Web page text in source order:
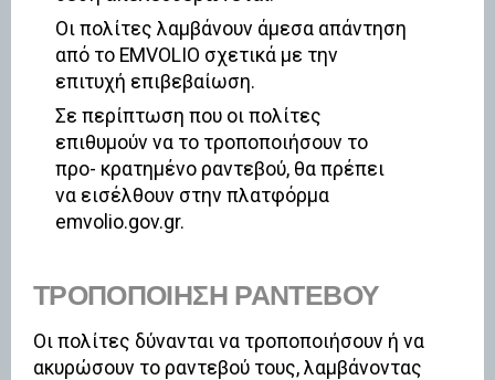
Οι πολίτες λαμβάνουν άμεσα απάντηση
από το EMVOLIO σχετικά με την
επιτυχή επιβεβαίωση.
Σε περίπτωση που οι πολίτες
επιθυμούν να το τροποποιήσουν το
προ- κρατημένο ραντεβού, θα πρέπει
να εισέλθουν στην πλατφόρμα
emvolio.gov.gr.
ΤΡΟΠΟΠΟΊΗΣΗ ΡΑΝΤΕΒΟΎ
Οι πολίτες δύνανται να τροποποιήσουν ή να
ακυρώσουν το ραντεβού τους, λαμβάνοντας